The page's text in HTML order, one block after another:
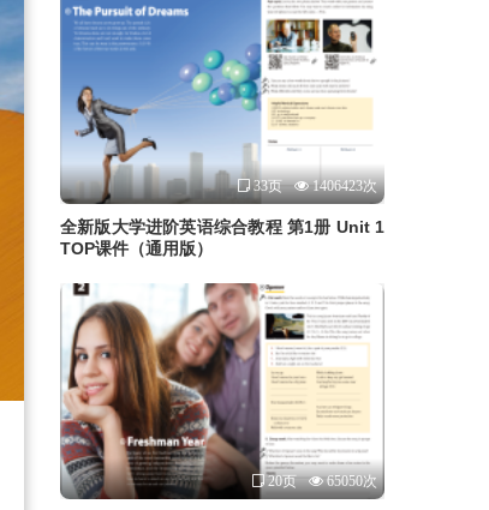
33页 1406423次
全新版大学进阶英语综合教程 第1册 Unit 1
TOP课件（通用版）
20页 65050次